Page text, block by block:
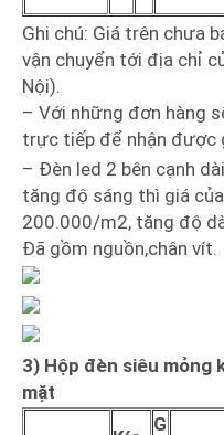
Ghi chú: Giá trên chưa
vận chuyển tới địa chỉ
Nội).
– Với những đơn hàng
trực tiếp để nhận được
– Đèn led 2 bên cạnh
tăng độ sáng thì giá
200.000/m2, tăng độ
Đã gồm nguồn,chân vít.
3) Hộp đèn siêu mỏng
mặt
G